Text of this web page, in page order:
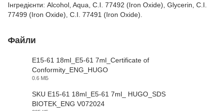
Інгредієнти: Alcohol, Aqua, C.I. 77492 (Iron Oxide), Glycerin, C.I.
77499 (Iron Oxide), C.I. 77491 (Iron Oxide).
Файли
E15-61 18ml_E5-61 7ml_Certificate of
Conformity_ENG_HUGO
0.6 МБ
SKU E15-61 18ml_E5-61 7ml_ HUGO_SDS
BIOTEK_ENG V072024